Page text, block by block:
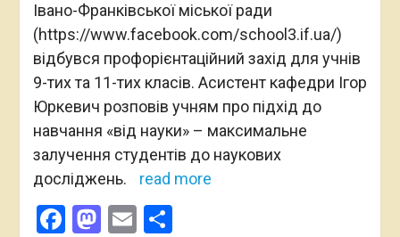
Івано-Франківської міської ради
(https://www.facebook.com/school3.if.ua/)
відбувся профорієнтаційний захід для учнів
9-тих та 11-тих класів. Асистент кафедри Ігор
Юркевич розповів учням про підхід до
навчання «від науки» – максимальне
залучення студентів до наукових
досліджень.
read more
Facebook
Mastodon
EmailПоділитися